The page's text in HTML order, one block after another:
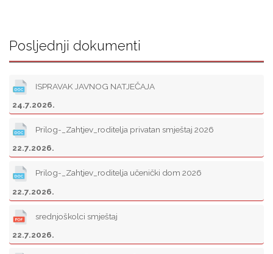
Posljednji dokumenti
ISPRAVAK JAVNOG NATJEČAJA
24.7.2026.
Prilog-_Zahtjev_roditelja privatan smještaj 2026
22.7.2026.
Prilog-_Zahtjev_roditelja učenički dom 2026
22.7.2026.
srednjoškolci smještaj
22.7.2026.